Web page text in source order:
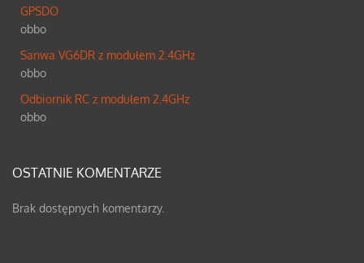
GPSDO
obbo
Sanwa VG6DR z modułem 2.4GHz
obbo
Odbiornik RC z modułem 2.4GHz
obbo
OSTATNIE KOMENTARZE
Brak dostępnych komentarzy.